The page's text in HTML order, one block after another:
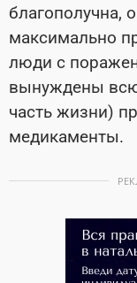
благополучна,
максимально
люди с
вынуждены
часть жизни)
медикаменты.